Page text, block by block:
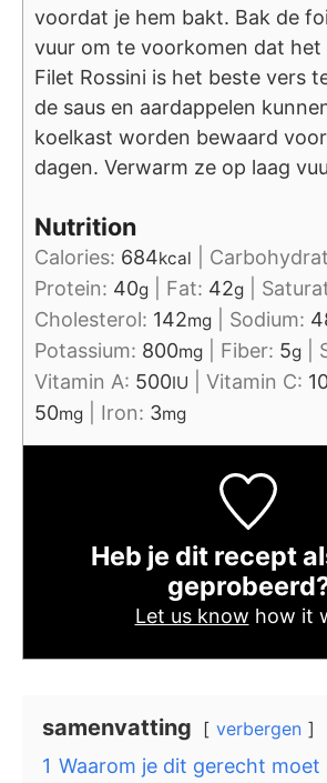
voordat je hem bakt. Bak de
vuur om te voorkomen dat het
Filet Rossini is het beste vers
de saus en aardappelen
koelkast worden bewaard
dagen. Verwarm ze op laag
Nutrition
Calories: 684kcal
Protein: 40g Fat: 42g
Cholesterol: 142mg Sodium:
Potassium: 800mg Fiber: 5g
Vitamin A: 500IU Vitamin C:
50mg Iron: 3mg
Heb je dit recept
Let us know how it
samenvatting verbergen
1 Waarom je dit gerecht moet